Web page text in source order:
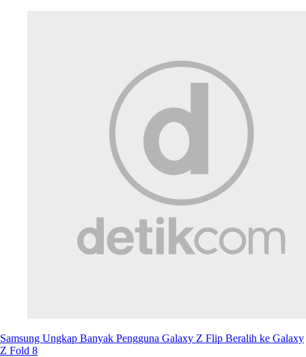
Samsung Ungkap Banyak Pengguna Galaxy Z Flip Beralih ke Galaxy
Z Fold 8